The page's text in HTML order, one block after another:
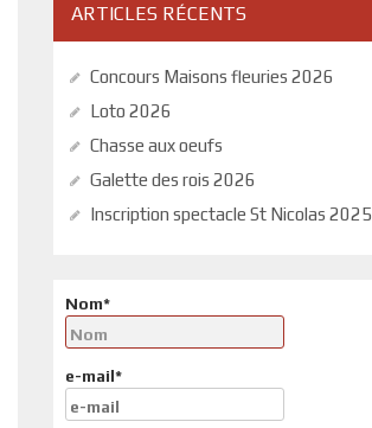
ARTICLES RÉCENTS
Concours Maisons fleuries 2026
Loto 2026
Chasse aux oeufs
Galette des rois 2026
Inscription spectacle St Nicolas 2025
Nom*
e-mail*